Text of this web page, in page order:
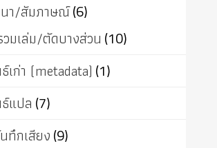
า/สัมภาษณ์(6)
มเล่ม/ตัดบางส่วน (10)
เก่า (metadata) (1)
แปล (7)
ทึกเสียง(9)